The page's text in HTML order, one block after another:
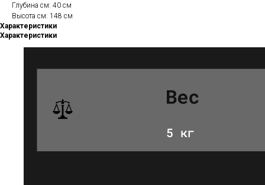
Глубина см: 40 см
Высота см: 148 см
Характеристики
Характеристики